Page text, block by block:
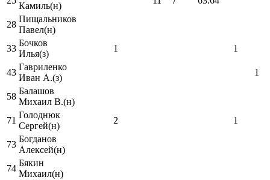
Камиль(н)
28
Пищальников
Павел(н)
33
Бочков
Илья(з)
1 1
43
Гавриленко
Иван А.(з)
1
58
Балашов
Михаил В.(н)
71
Голоднюк
Сергей(н)
2 1
73
Богданов
Алексей(н)
74
Бякин
Михаил(н)